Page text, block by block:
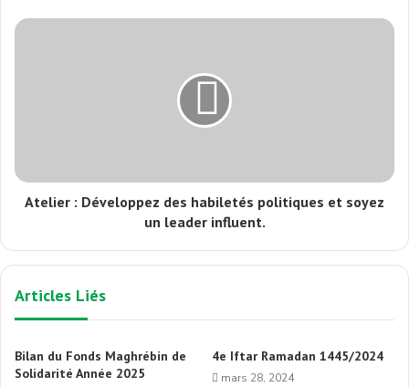
Atelier : Développez des habiletés politiques et soyez
un leader influent.
Articles Liés
Bilan du Fonds Maghrébin de
Solidarité Année 2025
4e Iftar Ramadan 1445/2024
mars 28, 2024